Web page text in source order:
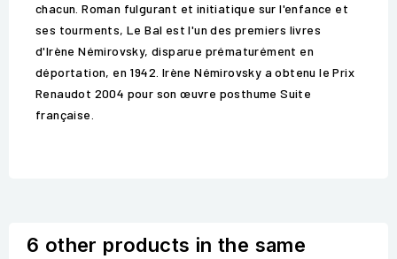
chacun. Roman fulgurant et initiatique sur l'enfance et
ses tourments, Le Bal est l'un des premiers livres
d'Irène Némirovsky, disparue prématurément en
déportation, en 1942. Irène Némirovsky a obtenu le Prix
Renaudot 2004 pour son œuvre posthume Suite
française.
6 other products in the same